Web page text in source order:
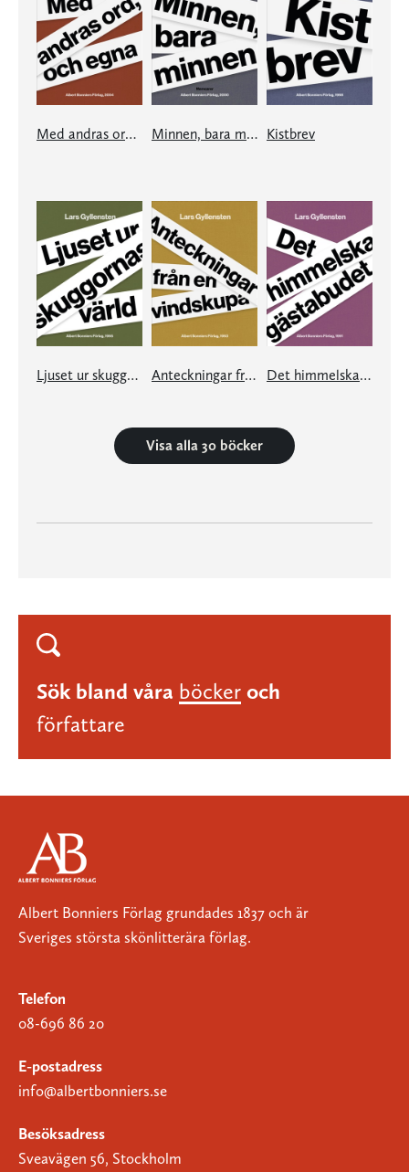
Med andras ord, och egna Minnen, bara minnen Kistbrev
Ljuset ur skuggornas värld Anteckningar från en vindskupa Det himmelska gästabudet
Visa alla 30 böcker
Sök bland våra böcker och
författare
Albert Bonniers Förlag grundades 1837 och är
Sveriges största skönlitterära förlag.
Telefon
08-696 86 20
E-postadress
info@albertbonniers.se
Besöksadress
Sveavägen 56, Stockholm